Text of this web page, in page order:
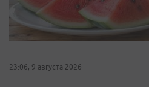
23:06, 9 августа 2026